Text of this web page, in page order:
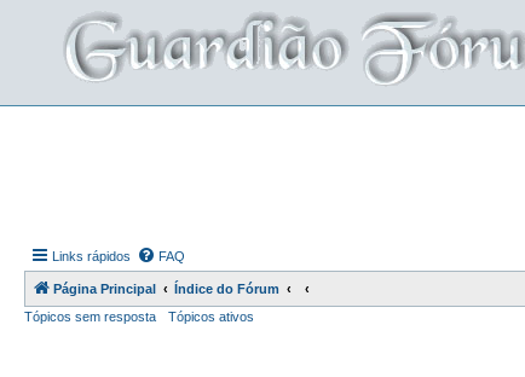
Links rápidos FAQ
Página Principal
Índice do Fórum
Tópicos sem resposta
Tópicos ativos